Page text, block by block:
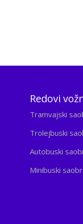
Redovi
Tramvajski
Trolejbuski
Autobuski
Minibuski